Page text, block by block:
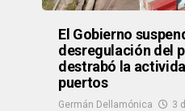
El Gobierno
desregulación del
destrabó la
puertos
Germán Dellamónica 3